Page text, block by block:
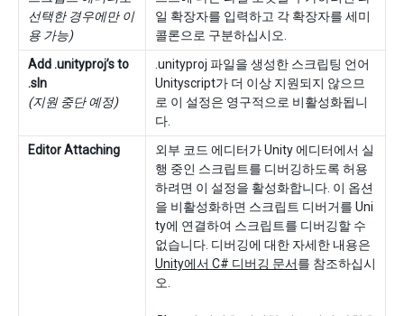
선택한 경우에만 이
용 가능)
일 확장자를 입력하고 각 확장자를 세미
콜론으로 구분하십시오.
Add .unityproj’s to
.sln
(지원 중단 예정)
.unityproj 파일을 생성한 스크립팅 언어
Unityscript가 더 이상 지원되지 않으므
로 이 설정은 영구적으로 비활성화됩니
다.
Editor Attaching
외부 코드 에디터가 Unity 에디터에서 실
행 중인 스크립트를 디버깅하도록 허용
하려면 이 설정을 활성화합니다. 이 옵션
을 비활성화하면 스크립트 디버거를 Uni
ty에 연결하여 스크립트를 디버깅할 수
없습니다. 디버깅에 대한 자세한 내용은
Unity에서 C# 디버깅 문서를 참조하십시
오.